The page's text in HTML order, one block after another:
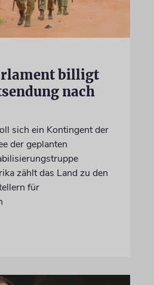
billigt
nach
sich ein Kontingent der
der geplanten
zählt das Land zu den
für